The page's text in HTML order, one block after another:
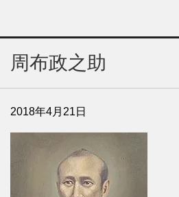
周布政之助
2018年4月21日